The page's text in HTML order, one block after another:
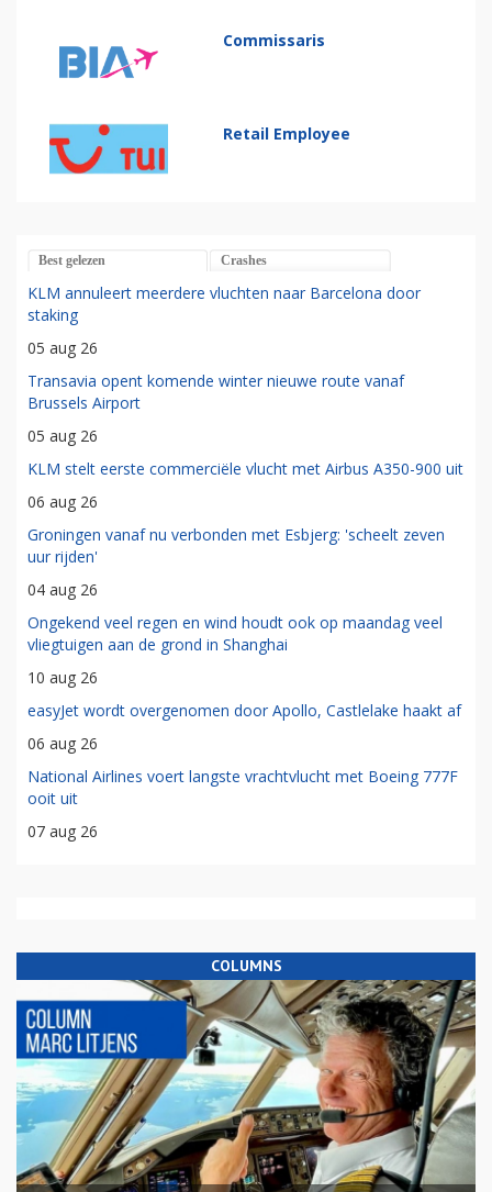
Commissaris
Retail Employee
Best gelezen Crashes
KLM annuleert meerdere vluchten naar Barcelona door
staking
05 aug 26
Transavia opent komende winter nieuwe route vanaf
Brussels Airport
05 aug 26
KLM stelt eerste commerciële vlucht met Airbus A350-900 uit
06 aug 26
Groningen vanaf nu verbonden met Esbjerg: 'scheelt zeven
uur rijden'
04 aug 26
Ongekend veel regen en wind houdt ook op maandag veel
vliegtuigen aan de grond in Shanghai
10 aug 26
easyJet wordt overgenomen door Apollo, Castlelake haakt af
06 aug 26
National Airlines voert langste vrachtvlucht met Boeing 777F
ooit uit
07 aug 26
COLUMNS